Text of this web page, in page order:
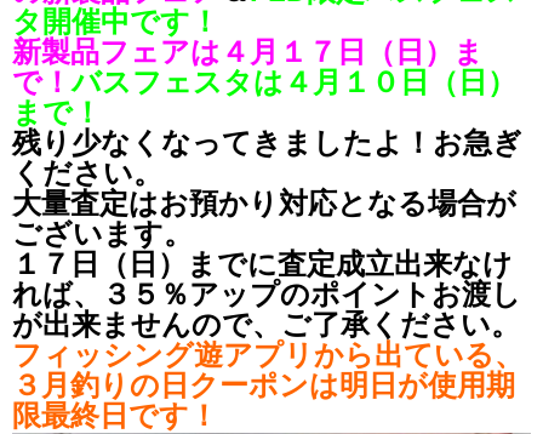
タ開催中です！
新製品フェアは４月１７日（日）ま
で！バスフェスタは４月１０日（日）
まで！
残り少なくなってきましたよ！お急ぎ
ください。
大量査定はお預かり対応となる場合が
ございます。
１７日（日）までに査定成立出来なけ
れば、３５％アップのポイントお渡し
が出来ませんので、ご了承ください。
フィッシング遊アプリから出ている、
３月釣りの日クーポンは明日が使用期
限最終日です！